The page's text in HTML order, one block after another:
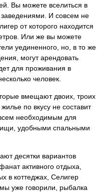
Вы можете вселиться в
И совсем не
от которого находится
Или же вы можете
уединенного, но, в то же
могут арендовать
для проживания в
человек.
вмещают двоих, троих
по вкусу не составит
необходимым для
удобными спальными
десятки вариантов
активного отдыха,
в коттеджах, Селигер
уже говорили, рыбалка